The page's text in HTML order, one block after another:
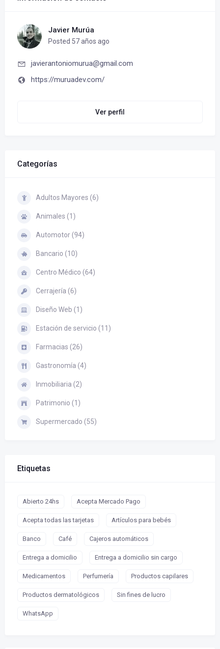
Javier Murúa
Posted 57 años ago
javierantoniomurua@gmail.com
https://muruadev.com/
Ver perfil
Categorías
Adultos Mayores (6)
Animales (1)
Automotor (94)
Bancario (10)
Centro Médico (64)
Cerrajería (6)
Diseño Web (1)
Estación de servicio (11)
Farmacias (26)
Gastronomía (4)
Inmobiliaria (2)
Patrimonio (1)
Supermercado (55)
Etiquetas
Abierto 24hs Acepta Mercado Pago
Acepta todas las tarjetas Artículos para bebés
Banco Café Cajeros automáticos
Entrega a domicilio Entrega a domicilio sin cargo
Medicamentos Perfumería Productos capilares
Productos dermatológicos Sin fines de lucro
WhatsApp